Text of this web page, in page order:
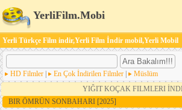
YerliFilm.Mobi
Yerli Türkçe Film indir,Yerli Film İndir mobil,Yerli Mobil
HD Filmler En Çok İndirilen Filmler
Müslüm
YIĞIT KOÇAK FILMLERI
BIR ÖMRÜN SONBAHARI [2025]